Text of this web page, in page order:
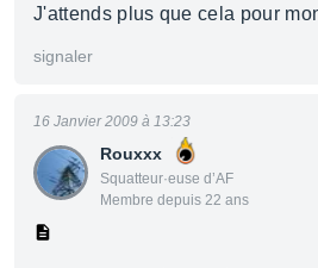
J'attends plus que cela pour
signaler
Rouxxx
Squatteur·euse d’AF
Membre depuis 22 ans
16 Janvier 2009 à 13:23